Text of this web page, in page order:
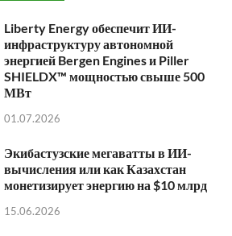
Liberty Energy обеспечит ИИ-
инфраструктуру автономной
энергией Bergen Engines и Piller
SHIELDX™ мощностью свыше 500
МВт
01.07.2026
Экибастузские мегаватты в ИИ-
вычисления или как Казахстан
монетизирует энергию на $10 млрд
15.06.2026